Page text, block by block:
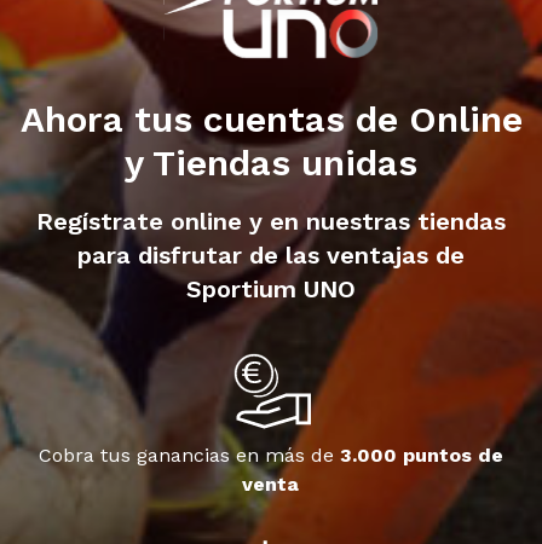
Ahora tus cuentas de Online
y Tiendas unidas
Regístrate online y en nuestras tiendas
para disfrutar de las ventajas de
Sportium UNO
Cobra tus ganancias en más de 3.000 puntos de
venta